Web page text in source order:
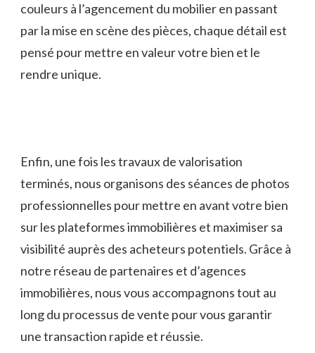
couleurs à l’agencement du mobilier en passant
par la mise en scène des pièces, chaque détail est
pensé pour mettre en valeur votre bien et le
rendre unique.
Enfin, une fois les travaux de valorisation
terminés, nous organisons des séances de photos
professionnelles pour mettre en avant votre bien
sur les plateformes immobilières et maximiser sa
visibilité auprès des acheteurs potentiels. Grâce à
notre réseau de partenaires et d’agences
immobilières, nous vous accompagnons tout au
long du processus de vente pour vous garantir
une transaction rapide et réussie.